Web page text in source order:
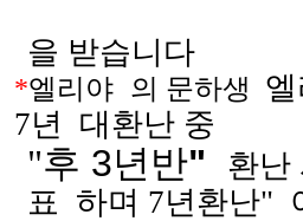
을 받습니다
*엘리야 의 문하생
7년 대환난 중
"후 3년반" 환난
표 하며 7년환난"